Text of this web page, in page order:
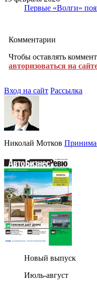
Первые «Волги»
Комментарии
Чтобы оставлять
авторизоваться на
Вход на сайт Рассылка
Николай Мотков
Новый выпуск
Июль-август